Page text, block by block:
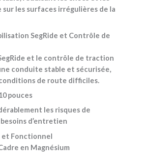
sur les surfaces irrégulières de la
SegRide et Contrôle de
et le contrôle de traction
conduite stable et sécurisée,
de route difficiles.
pouces
les risques de
d’entretien
et Fonctionnel
en Magnésium